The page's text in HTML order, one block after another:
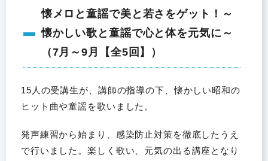
懐メロと童謡で美と若さをゲット！～
懐かしい歌と童謡で心と体を元気に～
（7月～9月【全5回】）
15人の受講生が、講師の指導の下、懐かしい昭和の
ヒット曲や童謡を歌いました。
発声練習から始まり、感染防止対策を徹底したうえ
で行いました。楽しく歌い、元気の出る講座となり